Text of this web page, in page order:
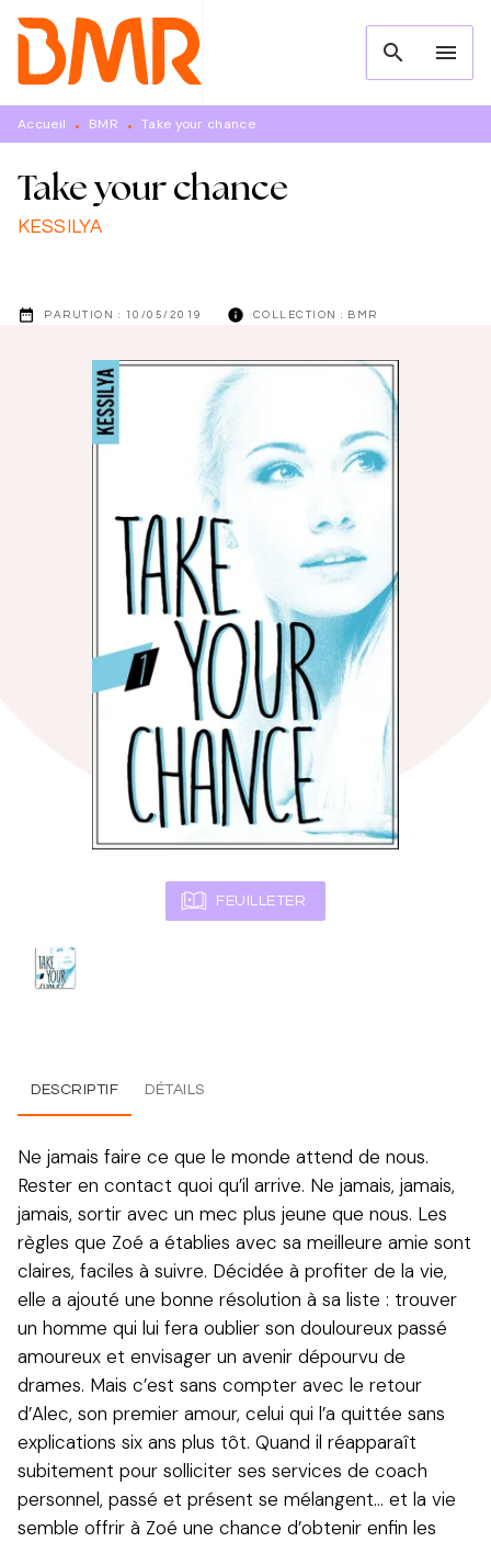
MENU RECHERCHE
PIED DE PAGE
search menu
Accueil • BMR • Take your chance
Take your chance
KESSILYA
date_range PARUTION : 10/05/2019 info COLLECTION : BMR
FEUILLETER
DESCRIPTIF DÉTAILS
Ne jamais faire ce que le monde attend de nous.
Rester en contact quoi qu’il arrive. Ne jamais, jamais,
jamais, sortir avec un mec plus jeune que nous. Les
règles que Zoé a établies avec sa meilleure amie sont
claires, faciles à suivre. Décidée à profiter de la vie,
elle a ajouté une bonne résolution à sa liste : trouver
un homme qui lui fera oublier son douloureux passé
amoureux et envisager un avenir dépourvu de
drames. Mais c’est sans compter avec le retour
d’Alec, son premier amour, celui qui l’a quittée sans
explications six ans plus tôt. Quand il réapparaît
subitement pour solliciter ses services de coach
personnel, passé et présent se mélangent... et la vie
semble offrir à Zoé une chance d’obtenir enfin les